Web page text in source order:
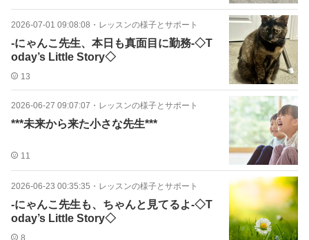
2026-07-01 09:08:08 ・ レッスンの様子とサポート
-にゃんこ先生、本日も真面目に勤務-◇T
oday’s Little Story◇
13
2026-06-27 09:07:07 ・ レッスンの様子とサポート
***未来から来た小さな先生***
11
2026-06-23 00:35:35 ・ レッスンの様子とサポート
-にゃんこ先生も、ちゃんと見てるよ-◇T
oday’s Little Story◇
8